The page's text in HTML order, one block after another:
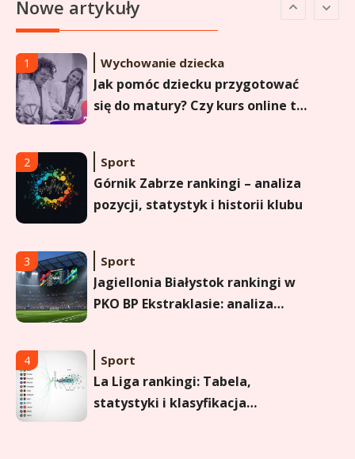
Nowe artykułypozycji w Ekstraklasie i
historyczne dane
1 Wychowanie dziecka
Jak pomóc dziecku przygotować
się do matury? Czy kurs online to
maturzysty?
2 Sport
Górnik Zabrze rankingi – analiza
pozycji, statystyk i historii klubu
3 Sport
Jagiellonia Białystok rankingi w
PKO BP Ekstraklasie: analiza
4 Sport
La Liga rankingi: Tabela,
statystyki i klasyfikacja